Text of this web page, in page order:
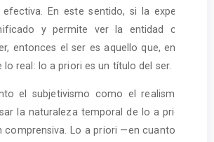
En este sentido, si la experiencia
y permite ver la entidad como
entonces el ser es aquello que, en
lo real: lo a priori es un título del ser.
el subjetivismo como el realismo
la naturaleza temporal de lo a priori y su
comprensiva. Lo a priori —en cuanto título